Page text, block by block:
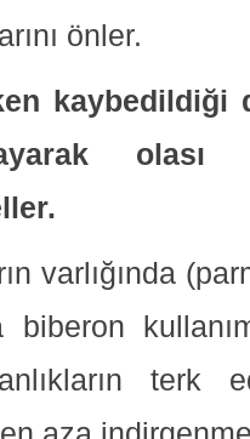
önler.
kaybedildiği
olası
varlığında
terk